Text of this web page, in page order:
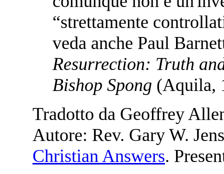
“strettamente
veda anche Paul
Resurrection: Truth
Bishop Spong (Aquila,
Tradotto da Geoffrey
Autore: Rev. Gary W.
Christian Answers.